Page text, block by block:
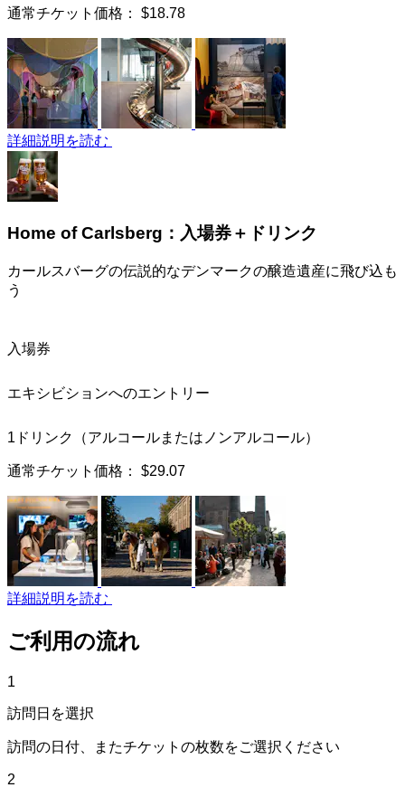
通常チケット価格： $18.78
詳細説明を読む
Home of Carlsberg：入場券＋ドリンク
カールスバーグの伝説的なデンマークの醸造遺産に飛び込も
う
入場券
エキシビションへのエントリー
1ドリンク（アルコールまたはノンアルコール）
通常チケット価格： $29.07
詳細説明を読む
ご利用の流れ
1
訪問日を選択
訪問の日付、またチケットの枚数をご選択ください
2